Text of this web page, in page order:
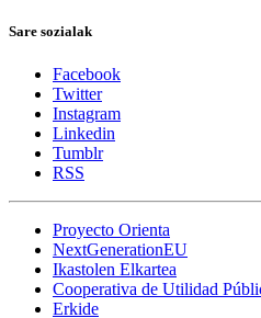
Sare sozialak
Facebook
Twitter
Instagram
Linkedin
Tumblr
RSS
Proyecto Orienta
NextGenerationEU
Ikastolen Elkartea
Cooperativa de Utilidad
Erkide